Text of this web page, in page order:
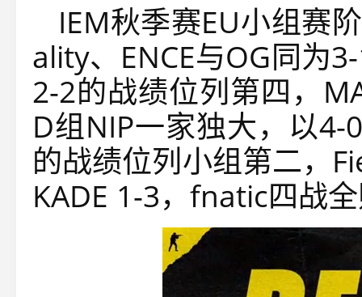
IEM秋季赛EU小组赛
ality、ENCE与OG同为
2-2的战绩位列第四，
D组NIP一家独大，以4-
的战绩位列小组第二，
KADE 1-3，fnatic四战